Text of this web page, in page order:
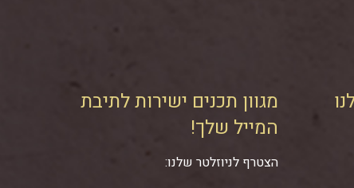
מגוון תכנים ישירות לתיבת
המייל שלך!
הצטרף לניוזלטר שלנו: